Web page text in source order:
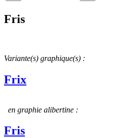
Fris
Variante(s) graphique(s) :
Frix
en graphie alibertine :
Fris